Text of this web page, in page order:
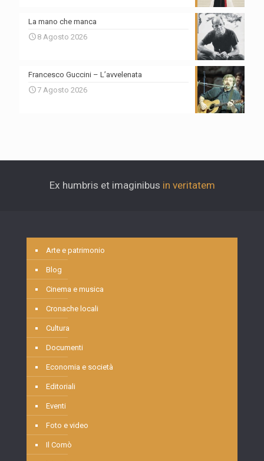
La mano che manca
8 Agosto 2026
Francesco Guccini – L’avvelenata
7 Agosto 2026
Ex humbris et imaginibus in veritatem
Arte e patrimonio
Blog
Cinema e musica
Cronache locali
Cultura
Documenti
Economia e società
Editoriali
Eventi
Foto e video
Il Comò